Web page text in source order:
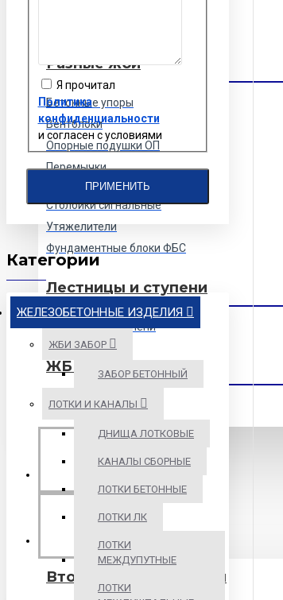
Разные жби
Бетонные упоры
Вентблоки
Опорные подушки ОП
Перемычки
железобетонные
Столбики сигнальные
Утяжелители
Фундаментные блоки ФБС
Лестницы и ступени
Лестничные ступени
ЖБИ забор
Забор бетонный
БИТУМНЫЕ
ИНЕРТНЫЕ
МАТЕРИАЛЫ
Вторичные материалы
Я прочитал
Политика
конфиденциальности
и согласен с условиями
ПРИМЕНИТЬ
Категории
ЖЕЛЕЗОБЕТОННЫЕ ИЗДЕЛИЯ
ЖБИ ЗАБОР
ЗАБОР БЕТОННЫЙ
ЛОТКИ И КАНАЛЫ
ДНИЩА ЛОТКОВЫЕ
КАНАЛЫ СБОРНЫЕ
ЛОТКИ БЕТОННЫЕ
ЛОТКИ ЛК
ЛОТКИ
МЕЖДУПУТНЫЕ
ЛОТКИ